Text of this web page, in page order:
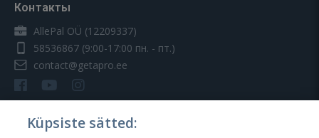
Контакты
AllePal OÜ (12209337)
58536867 (9:00-17:00 пн. - пт.)
contact@getapro.ee
Küpsiste sätted: